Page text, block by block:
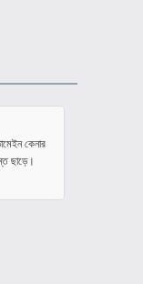
কেনার
ছাড়ে।